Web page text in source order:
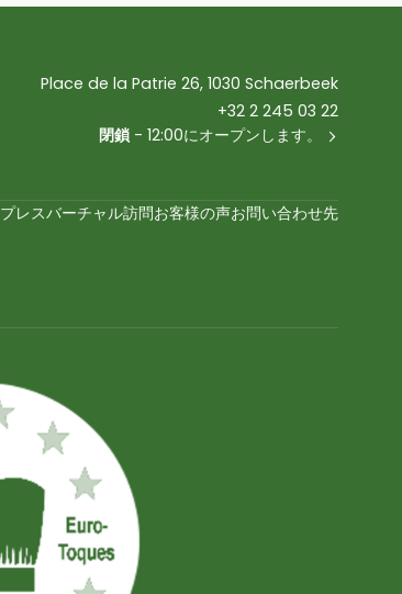
Place de la Patrie 26, 1030 Schaerbeek
+32 2 245 03 22
閉鎖- 12:00にオープンします。
プレスバーチャル訪問お客様の声お問い合わせ先